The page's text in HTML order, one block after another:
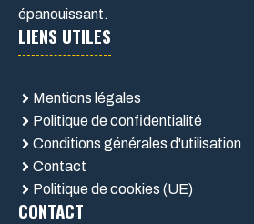
épanouissant.
LIENS UTILES
Mentions légales
Politique de confidentialité
Conditions générales d'utilisation
Contact
Politique de cookies (UE)
CONTACT